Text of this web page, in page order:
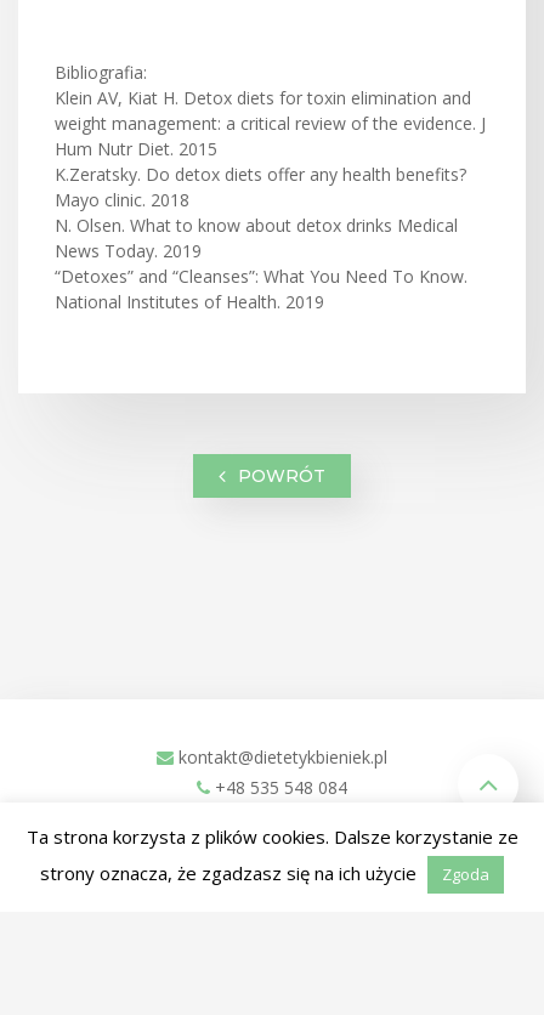
Bibliografia:
Klein AV, Kiat H. Detox diets for toxin elimination and
weight management: a critical review of the evidence. J
Hum Nutr Diet. 2015
K.Zeratsky. Do detox diets offer any health benefits?
Mayo clinic. 2018
N. Olsen. What to know about detox drinks Medical
News Today. 2019
“Detoxes” and “Cleanses”: What You Need To Know.
National Institutes of Health. 2019
POWRÓT
kontakt@dietetykbieniek.pl
+48 535 548 084
Kościan, 64-000
Facebook
Ta strona korzysta z plików cookies. Dalsze korzystanie ze
strony oznacza, że zgadzasz się na ich użycie
Zgoda